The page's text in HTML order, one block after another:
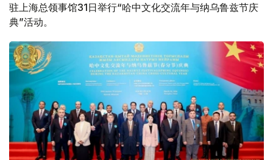
驻上海总领事馆31日举行“哈中文化交流年与纳乌鲁兹节庆
典”活动。